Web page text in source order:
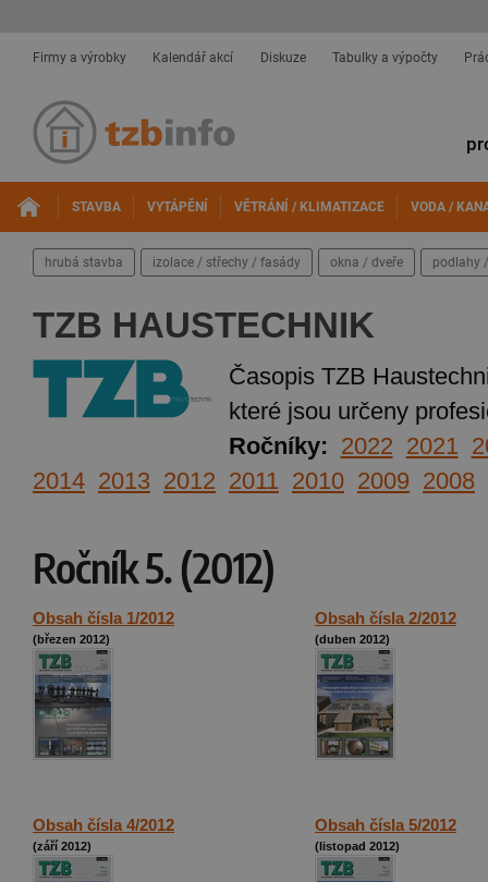
Firmy a výrobky Kalendář akcí Diskuze Tabulky a výpočty
STAVBA VYTÁPĚNÍ VĚTRÁNÍ / KLIMATIZACE VODA /
hrubá stavba izolace / střechy / fasády okna / dveře podlahy
TZB HAUSTECHNIK
Časopis TZB
které jsou určeny
Ročníky: 2022 2021
2014 2013 2012 2011 2010 2009 2008
Ročník 5. (2012)
Obsah čísla 1/2012
(březen 2012)
Obsah čísla 2/2012
(duben 2012)
Obsah čísla 4/2012
(září 2012)
Obsah čísla 5/2012
(listopad 2012)